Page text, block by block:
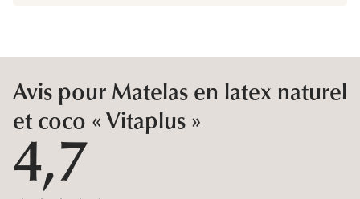
Avis pour Matelas en latex naturel
et coco « Vitaplus »
4,7